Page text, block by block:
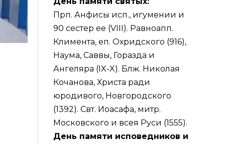
Прп. Анфисы исп., игумении и
90 сестер ее (VIII). Равноапп.
Климента, еп. Охридского (916),
Наума, Саввы, Горазда и
Ангеляра (IX-X). Блж. Николая
Кочанова, Христа ради
юродивого, Новгородского
(1392). Свт. Иоасафа, митр.
Московского и всея Руси (1555).
День памяти исповедников и